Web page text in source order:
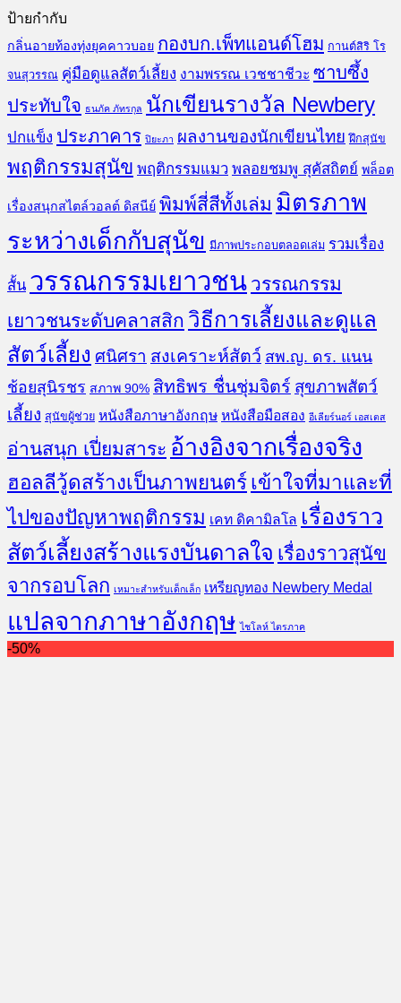
ป้ายกำกับ
กลิ่นอายท้องทุ่งยุคคาวบอย กองบก.เพ็ทแอนด์โฮม กานต์สิริ โร
จนสุวรรณ คู่มือดูแลสัตว์เลี้ยง งามพรรณ เวชชาชีวะ ซาบซึ้ง
ประทับใจ ธนภัค ภัทรกุล นักเขียนรางวัล Newbery
ปกแข็ง ประภาคาร ปิยะภา ผลงานของนักเขียนไทย ฝึกสุนัข
พฤติกรรมสุนัข พฤติกรรมแมว พลอยชมพู สุคัสถิตย์ พล็อต
เรื่องสนุกสไตล์วอลต์ ดิสนีย์ พิมพ์สี่สีทั้งเล่ม มิตรภาพ
ระหว่างเด็กกับสุนัข มีภาพประกอบตลอดเล่ม รวมเรื่อง
สั้น วรรณกรรมเยาวชน วรรณกรรม
เยาวชนระดับคลาสสิก วิธีการเลี้ยงและดูแล
สัตว์เลี้ยง ศนิศรา สงเคราะห์สัตว์ สพ.ญ. ดร. แนน
ช้อยสุนิรชร สภาพ 90% สิทธิพร ชื่นชุ่มจิตร์ สุขภาพสัตว์
เลี้ยง สุนัขผู้ช่วย หนังสือภาษาอังกฤษ หนังสือมือสอง อีเลียร์นอร์ เอสเตส
อ่านสนุก เปี่ยมสาระ อ้างอิงจากเรื่องจริง
ฮอลลีวู้ดสร้างเป็นภาพยนตร์ เข้าใจที่มาและที่
ไปของปัญหาพฤติกรรม เคท ดิคามิลโล เรื่องราว
สัตว์เลี้ยงสร้างแรงบันดาลใจ เรื่องราวสุนัข
จากรอบโลก เหมาะสำหรับเด็กเล็ก เหรียญทอง Newbery Medal
แปลจากภาษาอังกฤษ ไชโลห์ ไตรภาค
-50%